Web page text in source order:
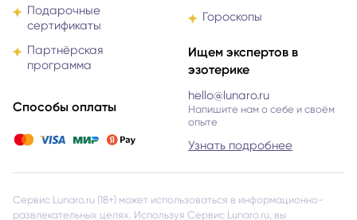
Подарочные
сертификаты
Партнёрская
программа
Способы оплаты
Гороскопы
Ищем экспертов в
эзотерике
hello@lunaro.ru
Напишите нам о себе и своём
опыте
Узнать подробнее
Сервис Lunaro.ru (18+) может использоваться в информационно-
развлекательных целях. Используя Сервис Lunaro.ru, вы